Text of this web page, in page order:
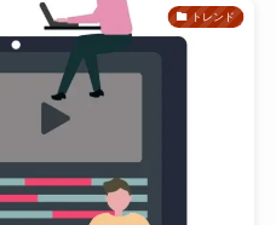
トレンド